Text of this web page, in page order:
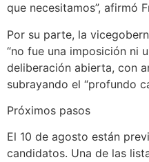
que necesitamos”, afirmó
Por su parte, la
“no fue una imposición ni
deliberación abierta, con
subrayando el “profundo
Próximos pasos
El 10 de agosto están
candidatos. Una de las